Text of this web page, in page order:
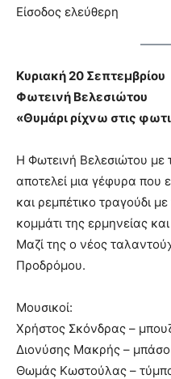
Είσοδος ελεύθερη
Κυριακή 20 Σεπτεμβρίου
Φωτεινή Βελεσιώτου
«Θυμάρι ρίχνω στις
Η Φωτεινή Βελεσιώτου
αποτελεί μια γέφυρα που
και ρεμπέτικο τραγούδι
κομμάτι της ερμηνείας
Μαζί της ο νέος
Προδρόμου.
Μουσικοί:
Χρήστος Σκόνδρας –
Διονύσης Μακρής – μπάσο
Θωμάς Κωστούλας –